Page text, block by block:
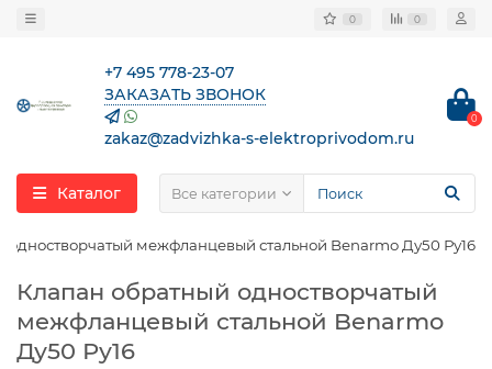
0 0
+7 495 778-23-07
ЗАКАЗАТЬ ЗВОНОК
zakaz@zadvizhka-s-elektroprivodom.ru
0
Каталог Все категории
одностворчатый межфланцевый стальной Benarmo Ду50 Ру16
Клапан обратный одностворчатый
межфланцевый стальной Benarmo
Ду50 Ру16